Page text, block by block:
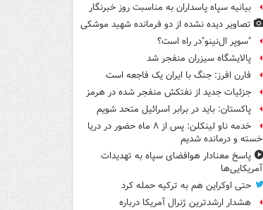
بیانیه سپاه پاسداران به مناسبت روز خبرنگار
تصاویر دیده‌ نشده از دو فرمانده شهید موشکی
"سوپر ال‌نینو"در راه است؟
پالایشگاه سیزران منفجر شد
فارن افرز: جنگ با ایران یک فاجعه است
جزئیات جدید از نفتکش منفجر شده در هرمز
پاکستان: باید در برابر اسرائیل متحد شویم
خدمه ناو لینکلن: پس از ۸ ماه حضور در دریا
خسته و درمانده‌ شدیم
پاسخ معنادار هوافضای سپاه به تهدیدات
آمریکایی‌ها
حتی اوکراین هم به ترکیه حمله کرد
هشدار ارشدترین ژنرال آمریکا درباره